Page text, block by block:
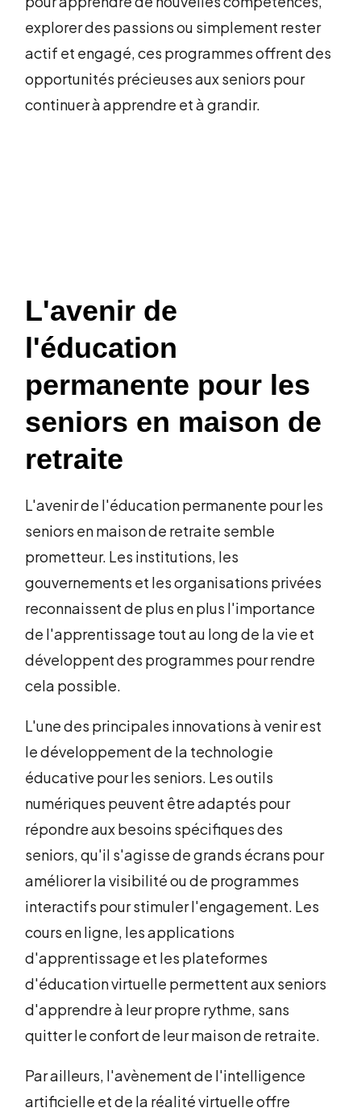
explorer des passions ou simplement rester
actif et engagé, ces programmes offrent des
opportunités précieuses aux seniors pour
continuer à apprendre et à grandir.
L'avenir de
l'éducation
permanente pour les
seniors en maison de
retraite
L'avenir de l'éducation permanente pour les
seniors en maison de retraite semble
prometteur. Les institutions, les
gouvernements et les organisations privées
reconnaissent de plus en plus l'importance
de l'apprentissage tout au long de la vie et
développent des programmes pour rendre
cela possible.
L'une des principales innovations à venir est
le développement de la technologie
éducative pour les seniors. Les outils
numériques peuvent être adaptés pour
répondre aux besoins spécifiques des
seniors, qu'il s'agisse de grands écrans pour
améliorer la visibilité ou de programmes
interactifs pour stimuler l'engagement. Les
cours en ligne, les applications
d'apprentissage et les plateformes
d'éducation virtuelle permettent aux seniors
d'apprendre à leur propre rythme, sans
quitter le confort de leur maison de retraite.
Par ailleurs, l'avènement de l'intelligence
artificielle et de la réalité virtuelle offre